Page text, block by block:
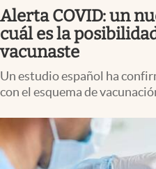
Alerta COVID: un
cuál es la
vacunaste
Un estudio español ha
con el esquema de